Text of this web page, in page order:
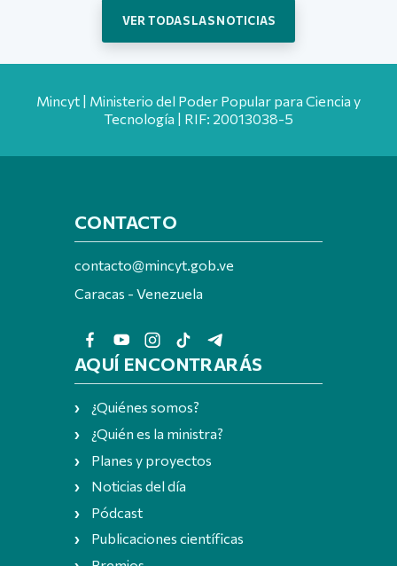
VER TODAS LAS NOTICIAS
Mincyt | Ministerio del Poder Popular para Ciencia y
Tecnología | RIF: 20013038-5
CONTACTO
contacto@mincyt.gob.ve
Caracas - Venezuela
AQUÍ ENCONTRARÁS
¿Quiénes somos?
¿Quién es la ministra?
Planes y proyectos
Noticias del día
Pódcast
Publicaciones científicas